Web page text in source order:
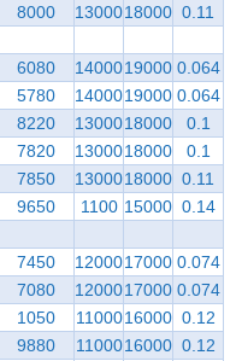
8000 1300018000 0.11
6080 1400019000 0.064
5780 1400019000 0.064
8220 1300018000
0.1
7820 1300018000
0.1
7850 1300018000 0.11
9650 1100 15000 0.14
7450 1200017000 0.074
7080 1200017000 0.074
1050 1100016000 0.12
9880 1100016000 0.12